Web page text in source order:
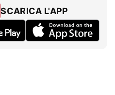
SCARICA L'APP